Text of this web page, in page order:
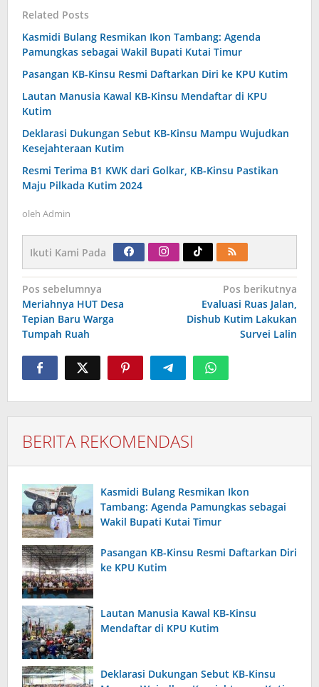
Related Posts
Kasmidi Bulang Resmikan Ikon Tambang: Agenda
Pamungkas sebagai Wakil Bupati Kutai Timur
Pasangan KB-Kinsu Resmi Daftarkan Diri ke KPU Kutim
Lautan Manusia Kawal KB-Kinsu Mendaftar di KPU
Kutim
Deklarasi Dukungan Sebut KB-Kinsu Mampu Wujudkan
Kesejahteraan Kutim
Resmi Terima B1 KWK dari Golkar, KB-Kinsu Pastikan
Maju Pilkada Kutim 2024
oleh Admin
Ikuti Kami Pada
Navigasi
pos
Pos sebelumnya
Meriahnya HUT Desa
Tepian Baru Warga
Tumpah Ruah
Pos berikutnya
Evaluasi Ruas Jalan,
Dishub Kutim Lakukan
Survei Lalin
BERITA REKOMENDASI
Kasmidi Bulang Resmikan Ikon
Tambang: Agenda Pamungkas sebagai
Wakil Bupati Kutai Timur
Pasangan KB-Kinsu Resmi Daftarkan Diri
ke KPU Kutim
Lautan Manusia Kawal KB-Kinsu
Mendaftar di KPU Kutim
Deklarasi Dukungan Sebut KB-Kinsu